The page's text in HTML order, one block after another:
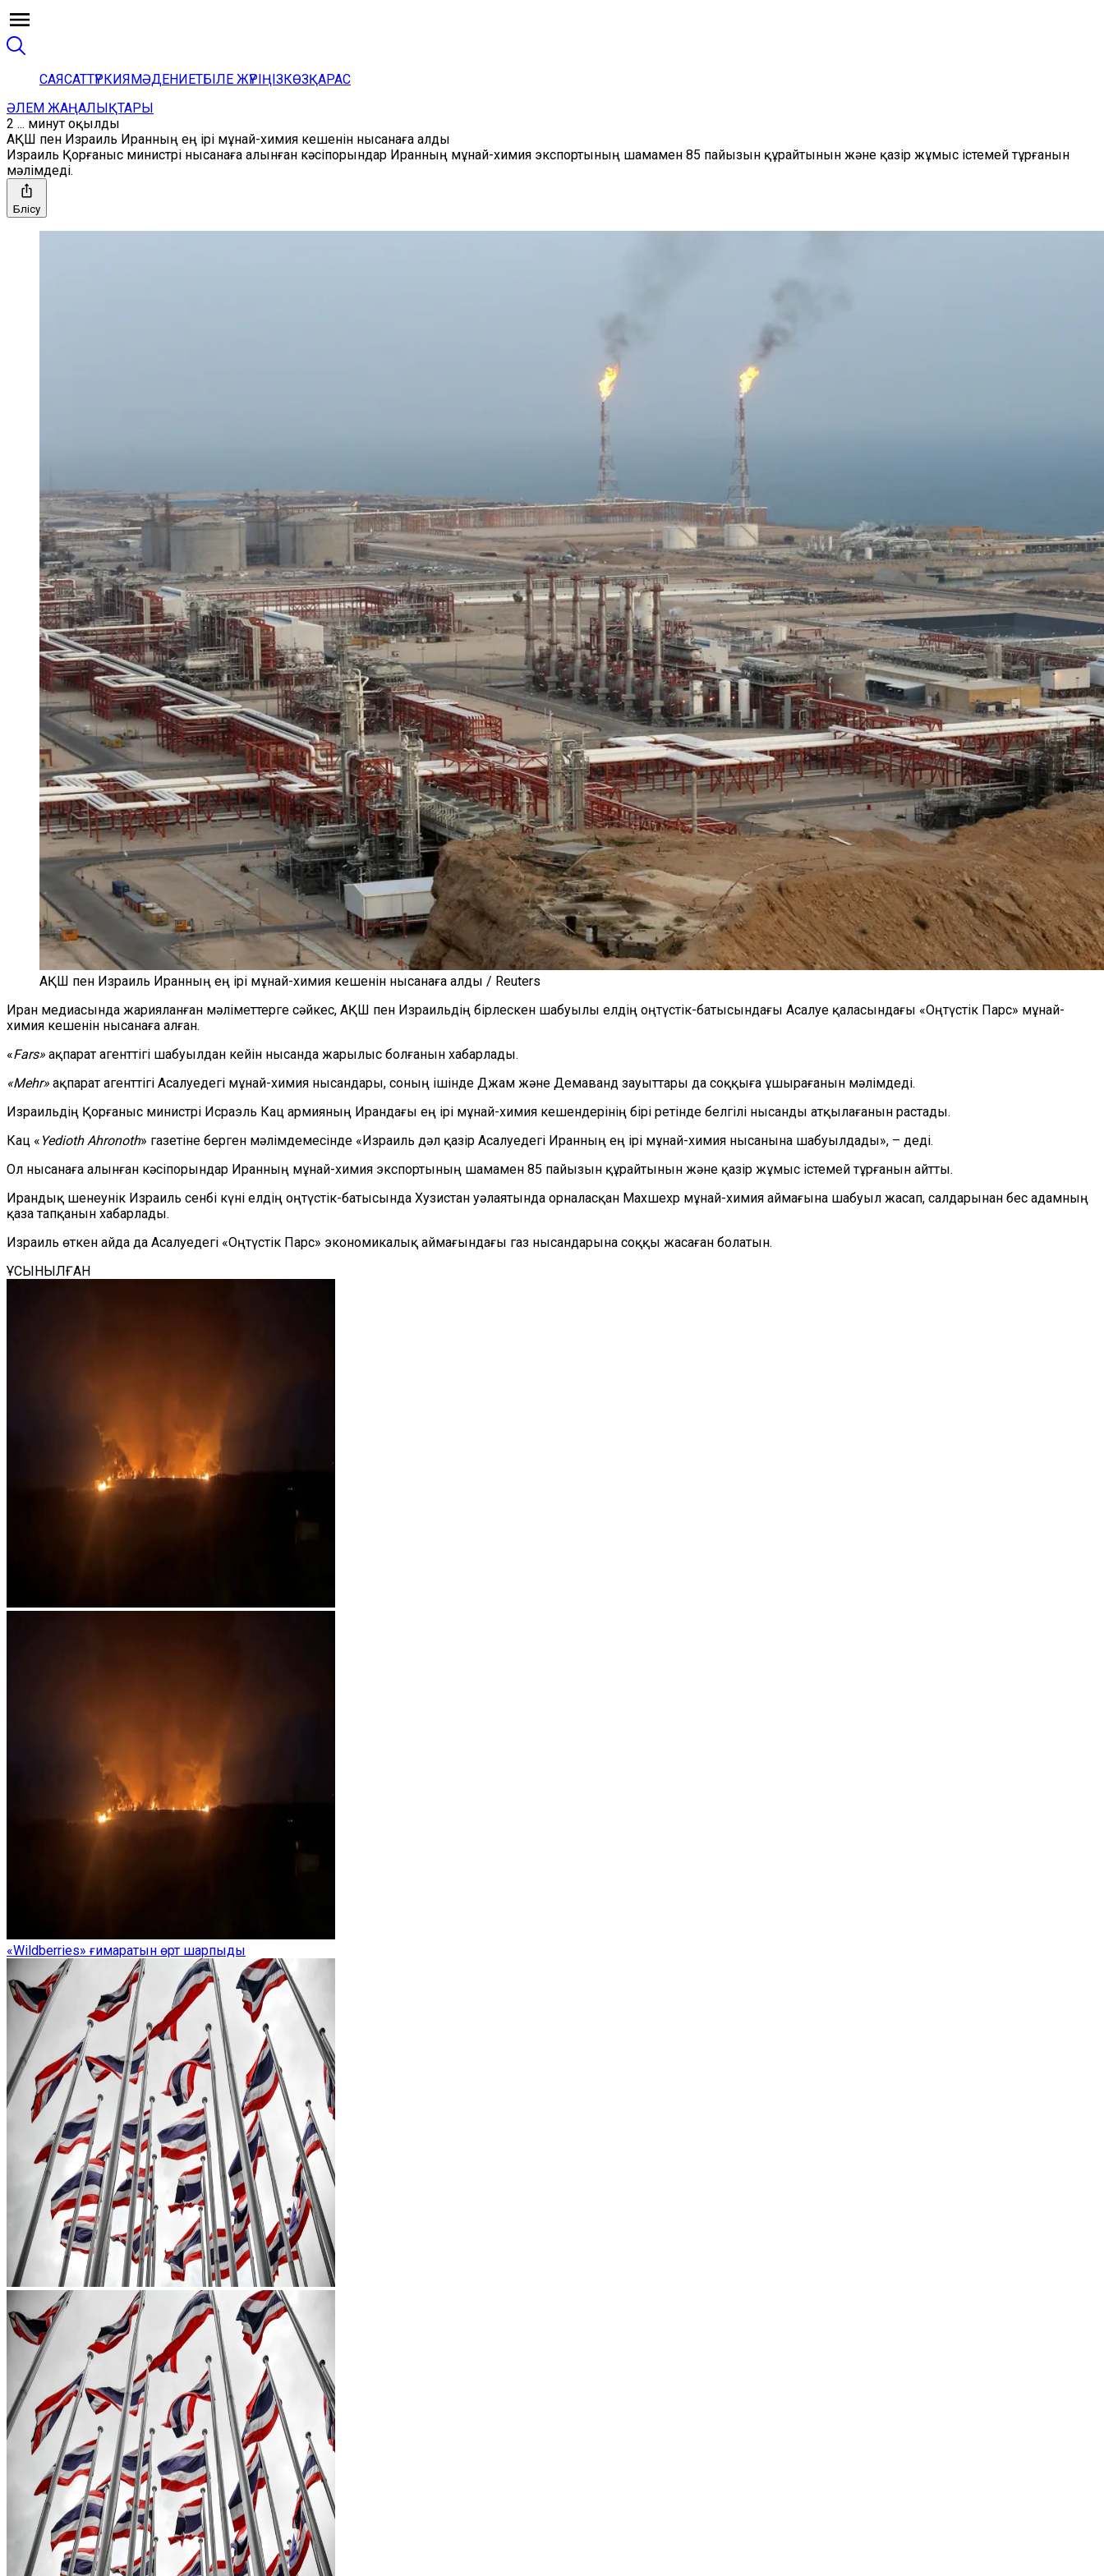
САЯСАТТҮРКИЯМӘДЕНИЕТБІЛЕ ЖҮРІҢІЗКӨЗҚАРАС
ӘЛЕМ ЖАҢАЛЫҚТАРЫ
2 ... минут оқылды
АҚШ пен Израиль Иранның ең ірі мұнай-химия кешенін нысанаға алды
Израиль Қорғаныс министрі нысанаға алынған кәсіпорындар Иранның мұнай-химия экспортының шамамен 85 пайызын құрайтынын және қазір жұмыс істемей тұрғанын
мәлімдеді.
Бөлісу
АҚШ пен Израиль Иранның ең ірі мұнай-химия кешенін нысанаға алды / Reuters
Иран медиасында жарияланған мәліметтерге сәйкес, АҚШ пен Израильдің бірлескен шабуылы елдің оңтүстік-батысындағы Асалуе қаласындағы «Оңтүстік Парс» мұнай-
химия кешенін нысанаға алған.
«Fars» ақпарат агенттігі шабуылдан кейін нысанда жарылыс болғанын хабарлады.
«Mehr» ақпарат агенттігі Асалуедегі мұнай-химия нысандары, соның ішінде Джам және Демаванд зауыттары да соққыға ұшырағанын мәлімдеді.
Израильдің Қорғаныс министрі Исраэль Кац армияның Ирандағы ең ірі мұнай-химия кешендерінің бірі ретінде белгілі нысанды атқылағанын растады.
Кац « Yedioth Ahronoth» газетіне берген мәлімдемесінде «Израиль дәл қазір Асалуедегі Иранның ең ірі мұнай-химия нысанына шабуылдады», – деді.
Ол нысанаға алынған кәсіпорындар Иранның мұнай-химия экспортының шамамен 85 пайызын құрайтынын және қазір жұмыс істемей тұрғанын айтты.
Ирандық шенеунік Израиль сенбі күні елдің оңтүстік-батысында Хузистан уәлаятында орналасқан Махшехр мұнай-химия аймағына шабуыл жасап, салдарынан бес адамның
қаза тапқанын хабарлады.
Израиль өткен айда да Асалуедегі «Оңтүстік Парс» экономикалық аймағындағы газ нысандарына соққы жасаған болатын.
ҰСЫНЫЛҒАН
«Wildberries» ғимаратын өрт шарпыды